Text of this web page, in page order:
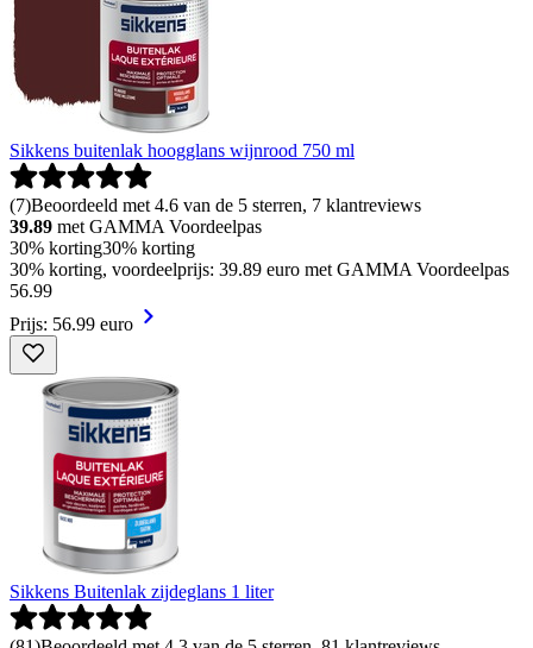
Sikkens buitenlak hoogglans wijnrood 750 ml
(7)Beoordeeld met 4.6 van de 5 sterren, 7 klantreviews
39.89 met GAMMA Voordeelpas
30% korting30% korting
30% korting, voordeelprijs: 39.89 euro met GAMMA Voordeelpas
56.99
Prijs: 56.99 euro
Sikkens Buitenlak zijdeglans 1 liter